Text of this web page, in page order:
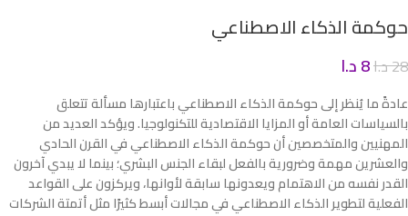
حوكمة الذكاء الاصطناعي
28د.ا8د.ا
عادةً ما يُنظر إلى حوكمة الذكاء الاصطناعي باعتبارها مسألة تتعلق
بالسياسات العامة أو المزايا الاقتصادية للتكنولوجيا. ويؤكد العديد من
المهنيين والمتخصصين أن حوكمة الذكاء الاصطناعي في القرن الحادي
والعشرين مهمة وضرورية بالفعل لبقاء الجنس البشري؛ بينما لا يبدي آخرون
القدر نفسه من الاهتمام ويعدونها سابقة لأوانها، ويركزون على القواعد
الفعلية لتطوير الذكاء الاصطناعي في مجالات أبسط كثيرًا مثل أتمتة الشركات